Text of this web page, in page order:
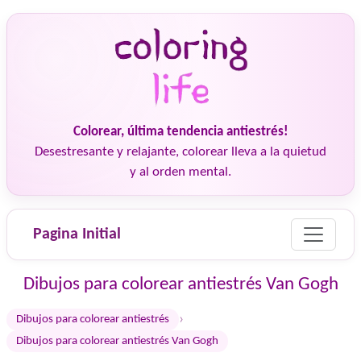
Colorear, última tendencia antiestrés!
Desestresante y relajante, colorear lleva a la quietud
y al orden mental.
Pagina Initial
Dibujos para colorear antiestrés Van Gogh
Dibujos para colorear antiestrés ›
Dibujos para colorear antiestrés Van Gogh